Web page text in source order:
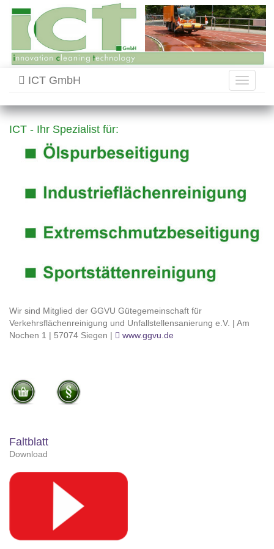
Toggle
ICT GmbH
ICT - Ihr Spezialist für:
Wir sind Mitglied der GGVU Gütegemeinschaft für
Verkehrsflächenreinigung und Unfallstellensanierung e.V. | Am
Nochen 1 | 57074 Siegen |
www.ggvu.de
Faltblatt
Download